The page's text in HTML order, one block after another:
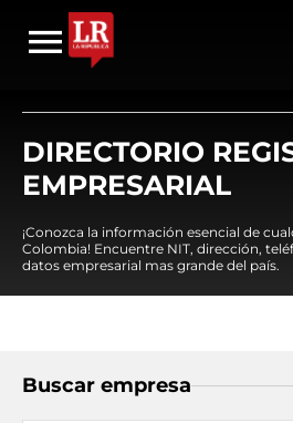
DIRECTORIO
EMPRESARIAL
¡Conozca la información esencial de
Colombia! Encuentre NIT, dirección,
datos empresarial mas grande del país.
Buscar empresa